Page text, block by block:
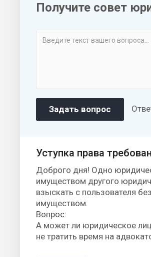
Получите совет
Уступка права
Доброго дня! Одно
имуществом другого
взыскать с пользователя
имуществом.
Вопрос:
А может ли юридическое
не тратить время на